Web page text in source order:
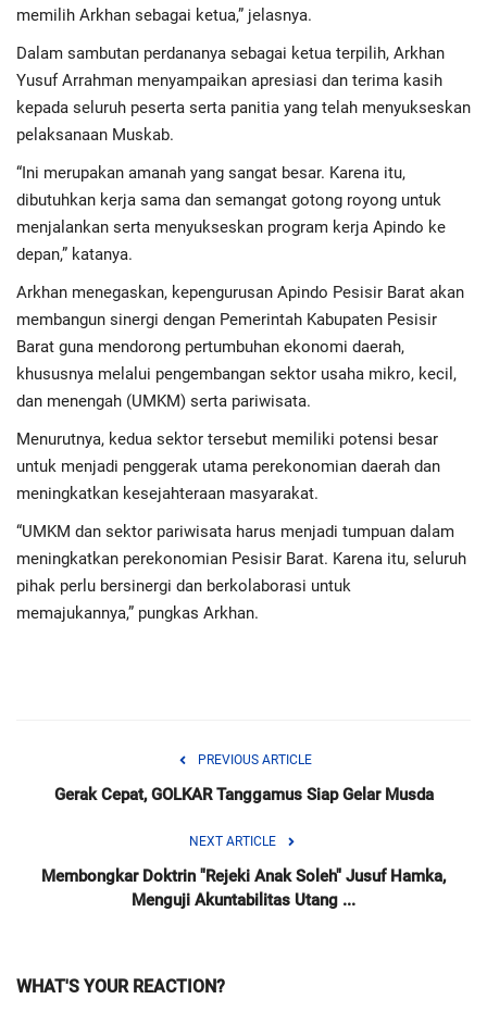
memilih Arkhan sebagai ketua,” jelasnya.
Dalam sambutan perdananya sebagai ketua terpilih, Arkhan
Yusuf Arrahman menyampaikan apresiasi dan terima kasih
kepada seluruh peserta serta panitia yang telah menyukseskan
pelaksanaan Muskab.
“Ini merupakan amanah yang sangat besar. Karena itu,
dibutuhkan kerja sama dan semangat gotong royong untuk
menjalankan serta menyukseskan program kerja Apindo ke
depan,” katanya.
Arkhan menegaskan, kepengurusan Apindo Pesisir Barat akan
membangun sinergi dengan Pemerintah Kabupaten Pesisir
Barat guna mendorong pertumbuhan ekonomi daerah,
khususnya melalui pengembangan sektor usaha mikro, kecil,
dan menengah (UMKM) serta pariwisata.
Menurutnya, kedua sektor tersebut memiliki potensi besar
untuk menjadi penggerak utama perekonomian daerah dan
meningkatkan kesejahteraan masyarakat.
“UMKM dan sektor pariwisata harus menjadi tumpuan dalam
meningkatkan perekonomian Pesisir Barat. Karena itu, seluruh
pihak perlu bersinergi dan berkolaborasi untuk
memajukannya,” pungkas Arkhan.
PREVIOUS ARTICLE
Gerak Cepat, GOLKAR Tanggamus Siap Gelar Musda
NEXT ARTICLE
Membongkar Doktrin "Rejeki Anak Soleh" Jusuf Hamka,
Menguji Akuntabilitas Utang ...
WHAT'S YOUR REACTION?